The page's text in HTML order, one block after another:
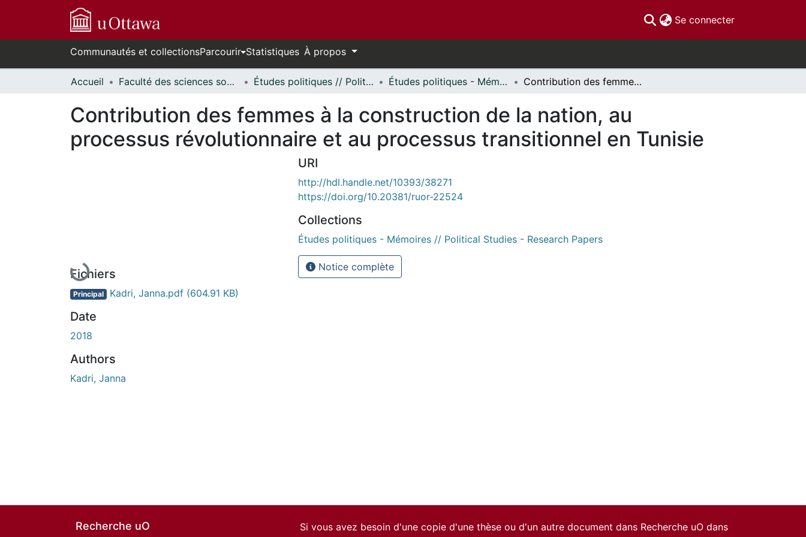
Se connecter(current)
Communautés et collectionsParcourir Statistiques À propos
Accueil Faculté des sciences sociales // Faculty of Social Sciences Études politiques // Political Studies Études politiques - Mémoires // Political Studies - Research Papers Contribution des femmes à la construction de la nation, au processus révolutionnaire et au processus transitionnel en Tunisie
Contribution des femmes à la construction de la nation, au
processus révolutionnaire et au processus transitionnel en Tunisie
Fichiers
Principal Kadri, Janna.pdf (604.91 KB)
Date
2018
Authors
Kadri, Janna
URI
http://hdl.handle.net/10393/38271
https://doi.org/10.20381/ruor-22524
Collections
Études politiques - Mémoires // Political Studies - Research Papers
Notice complète
Recherche uO
Si vous avez besoin d'une copie d'une thèse ou d'un autre document dans Recherche uO dans